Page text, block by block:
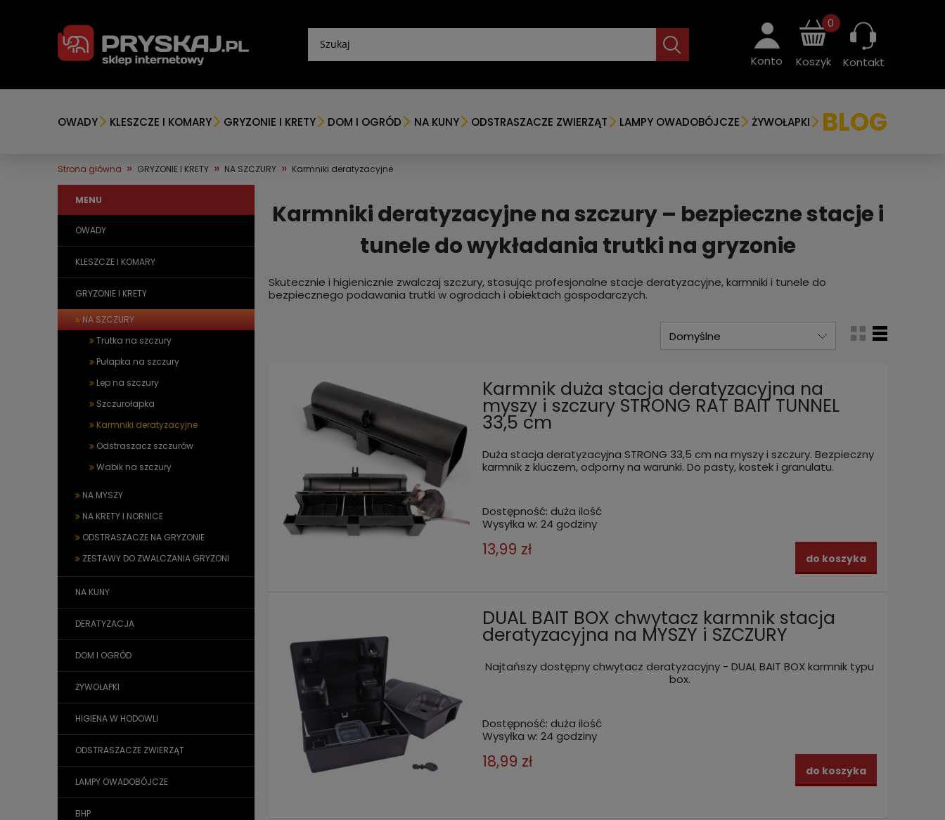
Konto Koszyk
0
Kontakt
OWADY KLESZCZE I KOMARY GRYZONIE I KRETY DOM I OGRÓD NA KUNY ODSTRASZACZE ZWIERZĄT LAMPY OWADOBÓJCZE ŻYWOŁAPKI BLOG
Strona główna » GRYZONIE I KRETY » NA SZCZURY » Karmniki deratyzacyjne
MENU
OWADY
KLESZCZE I KOMARY
GRYZONIE I KRETY
NA SZCZURY
Trutka na szczury
Pułapka na szczury
Lep na szczury
Szczurołapka
Karmniki deratyzacyjne
Odstraszacz szczurów
Wabik na szczury
NA MYSZY
NA KRETY I NORNICE
ODSTRASZACZE NA GRYZONIE
ZESTAWY DO ZWALCZANIA GRYZONI
NA KUNY
DERATYZACJA
DOM I OGRÓD
ŻYWOŁAPKI
HIGIENA W HODOWLI
ODSTRASZACZE ZWIERZĄT
LAMPY OWADOBÓJCZE
BHP
Karmniki deratyzacyjne na szczury – bezpieczne stacje i
tunele do wykładania trutki na gryzonie
Skutecznie i higienicznie zwalczaj szczury, stosując profesjonalne stacje deratyzacyjne, karmniki i tunele do
bezpiecznego podawania trutki w ogrodach i obiektach gospodarczych.
Karmnik duża stacja deratyzacyjna na
myszy i szczury STRONG RAT BAIT TUNNEL
33,5 cm
Duża stacja deratyzacyjna STRONG 33,5 cm na myszy i szczury. Bezpieczny
karmnik z kluczem, odporny na warunki. Do pasty, kostek i granulatu.
Dostępność: duża ilość
Wysyłka w: 24 godziny
13,99 zł do koszyka
DUAL BAIT BOX chwytacz karmnik stacja
deratyzacyjna na MYSZY i SZCZURY
Najtańszy dostępny chwytacz deratyzacyjny - DUAL BAIT BOX karmnik typu
box.
Dostępność: duża ilość
Wysyłka w: 24 godziny
18,99 zł do koszyka